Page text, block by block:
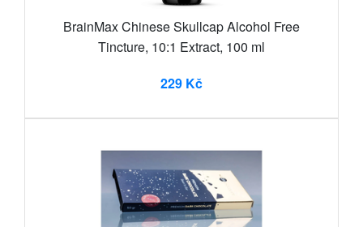
BrainMax Chinese Skullcap Alcohol Free
Tincture, 10:1 Extract, 100 ml
229 Kč